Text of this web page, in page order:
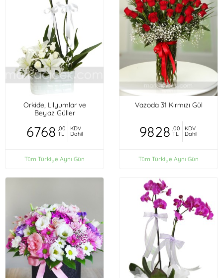
Orkide, Lilyumlar ve
Beyaz Güller
6768 ,00
TL
KDV
Dahil
Tüm Türkiye Aynı Gün
Vazoda 31 Kırmızı Gül
9828 ,00
TL
KDV
Dahil
Tüm Türkiye Aynı Gün